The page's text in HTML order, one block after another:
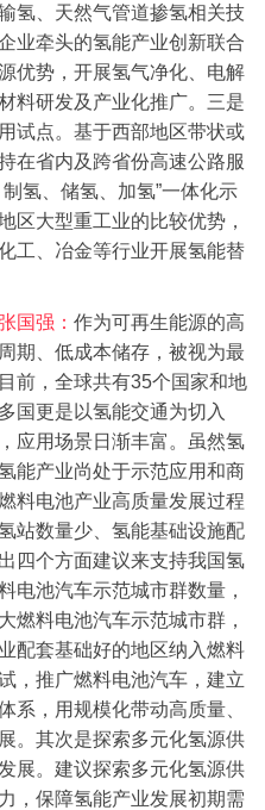
氢、天然气管道掺氢相关技
业牵头的氢能产业创新联合
优势，开展氢气净化、电解
料研发及产业化推广。 三是
试点。基于西部地区带状或
在省内及跨省份高速公路服
氢、储氢、加氢”一体化示
区大型重工业的比较优势，
工、冶金等行业开展氢能替
国强： 作为可再生能源的高
期、低成本储存，被视为最
前，全球共有35个国家和地
国更是以氢能交通为切入
应用场景日渐丰富。
虽然氢
能产业尚处于示范应用和商
料电池产业高质量发展过程
站数量少、氢能基础设施配
四个方面建议来支持我国氢
电池汽车示范城市群数量，
燃料电池汽车示范城市群，
配套基础好的地区纳入燃料
，推广燃料电池汽车，建立
系，用规模化带动高质量、
。 其次是探索多元化氢源供
展。建议探索多元化氢源供
，保障氢能产业发展初期需